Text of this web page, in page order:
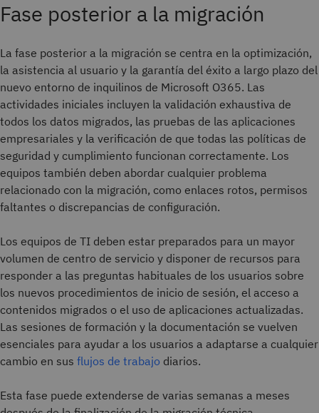
Fase posterior a la migración
La fase posterior a la migración se centra en la optimización,
la asistencia al usuario y la garantía del éxito a largo plazo del
nuevo entorno de inquilinos de Microsoft O365. Las
actividades iniciales incluyen la validación exhaustiva de
todos los datos migrados, las pruebas de las aplicaciones
empresariales y la verificación de que todas las políticas de
seguridad y cumplimiento funcionan correctamente. Los
equipos también deben abordar cualquier problema
relacionado con la migración, como enlaces rotos, permisos
faltantes o discrepancias de configuración.
Los equipos de TI deben estar preparados para un mayor
volumen de centro de servicio y disponer de recursos para
responder a las preguntas habituales de los usuarios sobre
los nuevos procedimientos de inicio de sesión, el acceso a
contenidos migrados o el uso de aplicaciones actualizadas.
Las sesiones de formación y la documentación se vuelven
esenciales para ayudar a los usuarios a adaptarse a cualquier
cambio en sus flujos de trabajo diarios.
Esta fase puede extenderse de varias semanas a meses